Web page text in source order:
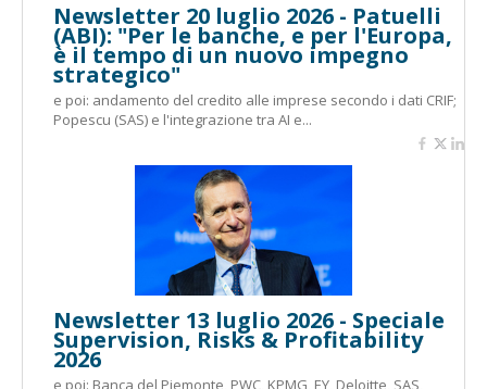
Newsletter 20 luglio 2026 - Patuelli
(ABI): "Per le banche, e per l'Europa,
è il tempo di un nuovo impegno
strategico"
e poi: andamento del credito alle imprese secondo i dati CRIF;
Popescu (SAS) e l'integrazione tra AI e...
Newsletter 13 luglio 2026 - Speciale
Supervision, Risks & Profitability
2026
e poi: Banca del Piemonte, PWC, KPMG, EY, Deloitte, SAS,